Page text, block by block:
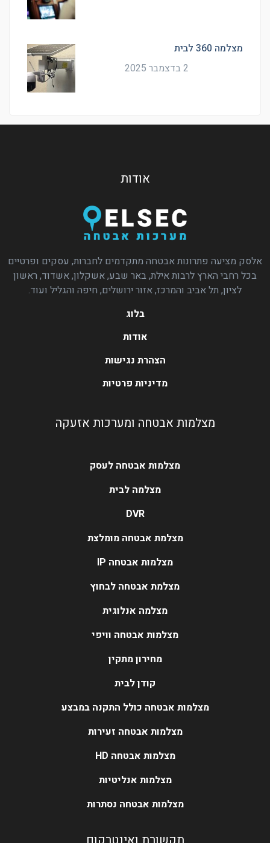
מצלמה 360 לבית
2 בדצמבר 2025
אודות
אלסק מציעה פתרונות אבטחה מתקדמים לחברות, עסקים ופרטיים
בכל רחבי הארץ לרבות אילת, באר שבע, אשקלון, אשדוד, ראשון
לציון, תל אביב והמרכז, אזור ירושלים, חיפה והגליל ועוד.
בלוג
אודות
הצהרת נגישות
מדיניות פרטיות
מצלמות אבטחה ומערכות אזעקה
מצלמות אבטחה לעסק
מצלמה לבית
DVR
מצלמת אבטחה מומלצת
מצלמות אבטחה IP
מצלמת אבטחה לבחוץ
מצלמה אנלוגית
מצלמות אבטחה וויפי
מחירון מתקין
קודן לבית
מצלמות אבטחה כולל התקנה במבצע
מצלמות אבטחה זעירות
מצלמות אבטחה HD
מצלמות אנליטיות
מצלמות אבטחה נסתרות